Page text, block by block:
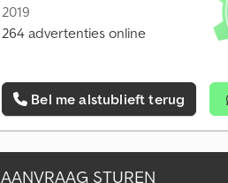
2019
264 advertenties online
Bel me alstublieft terug
AANVRAAG STUREN